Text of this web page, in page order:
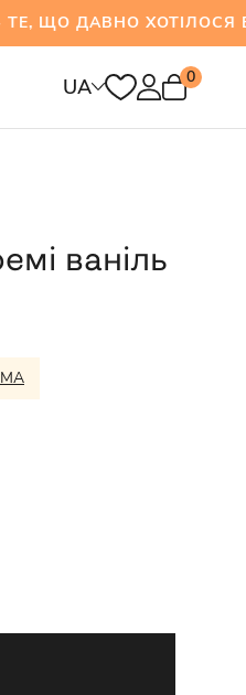
ХОТІЛОСЯ
UA 0
ваніль